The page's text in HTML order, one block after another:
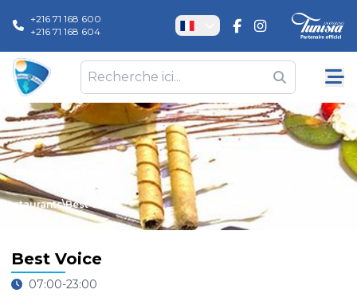
+216 71 168 600
+216 71 168 604
Best Voice
Restaurants\Best Voice
Best Voice
07:00-23:00